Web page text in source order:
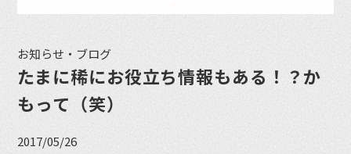
お知らせ・ブログ
たまに稀にお役立ち情報もある！？か
もって（笑）
2017/05/26